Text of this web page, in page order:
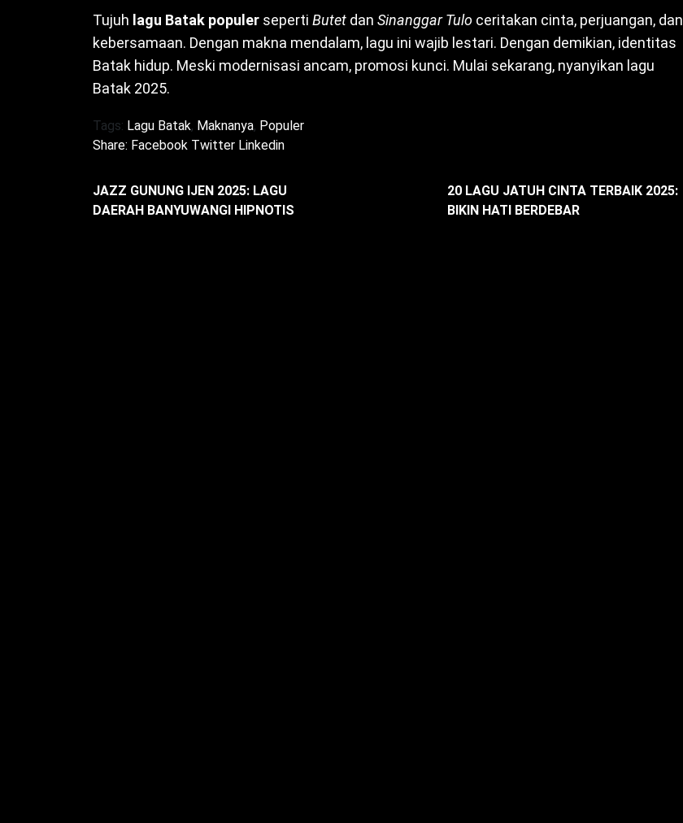
Tujuh lagu Batak populer seperti Butet dan Sinanggar Tulo ceritakan cinta, perjuangan, dan
kebersamaan. Dengan makna mendalam, lagu ini wajib lestari. Dengan demikian, identitas
Batak hidup. Meski modernisasi ancam, promosi kunci. Mulai sekarang, nyanyikan lagu
Batak 2025.
Tags: Lagu Batak, Maknanya, Populer
Share: Facebook Twitter Linkedin
JAZZ GUNUNG IJEN 2025: LAGU
DAERAH BANYUWANGI HIPNOTIS
20 LAGU JATUH CINTA TERBAIK 2025:
BIKIN HATI BERDEBAR